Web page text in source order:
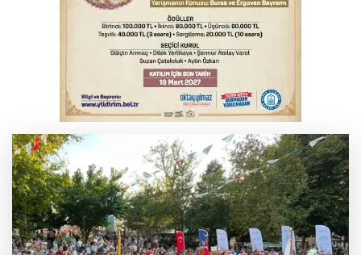
Bursa’da samanlık alevlere teslim oldu
Elektrik akımına kapılarak hayatını
kaybeden genç toprağa verildi